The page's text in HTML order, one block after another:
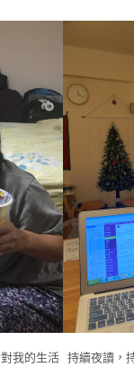
我的生活
持續夜讀，